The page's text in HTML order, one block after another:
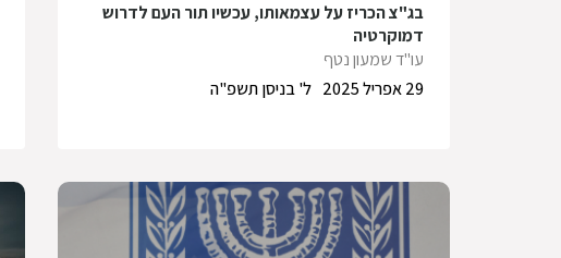
בג"צ הכריז על עצמאותו, עכשיו תור העם לדרוש
דמוקרטיה
עו"ד שמעון נטף
ל' בניסן תשפ"ה
29 אפריל 2025